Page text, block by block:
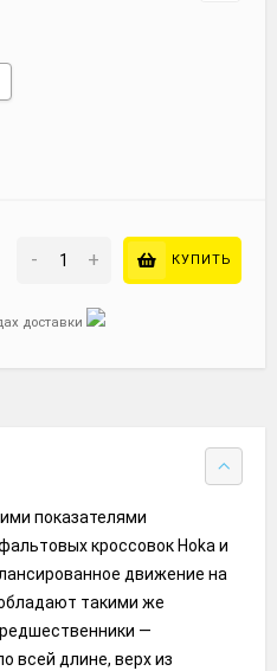
- + КУПИТЬ
доставки
показателями
кроссовок Hoka и
движение на
такими же
—
всей длине, верх из